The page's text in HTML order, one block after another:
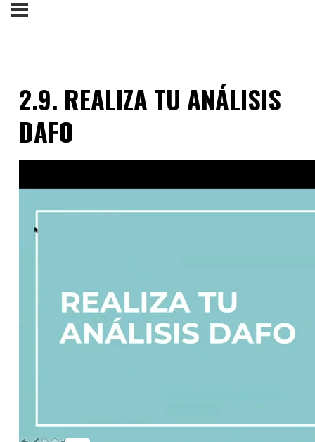
2.9. REALIZA TU ANÁLISIS
DAFO